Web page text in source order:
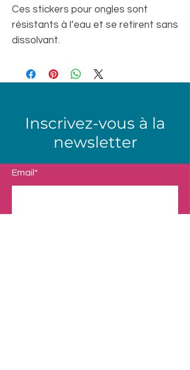
Ces stickers pour ongles sont
résistants à l’eau et se retirent sans
dissolvant.
Inscrivez-vous à la
newsletter
Email*